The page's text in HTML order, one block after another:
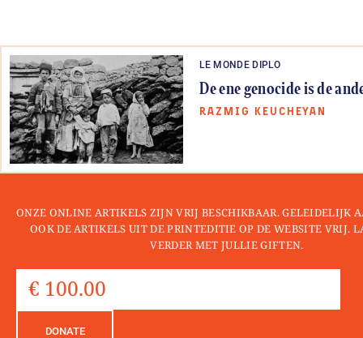
LE MONDE DIPLO
De ene genocide is de
RAZMIG KEUCHEYAN
ONZE ONLINE ARTIKELS ZIJN VRIJ BESCHIKBAAR. GELEIDELIJK
OOK DE ARTIKELS UIT DE PRINTEDITIE OP DE WEBSITE VRIJ.
VERDER MET JULLIE GIFTEN.
DONATE